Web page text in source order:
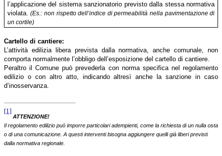
l’applicazione del sistema sanzionatorio previsto dalla stessa normativa
violata.(Es.: non rispetto dell’indice di permeabilità nella pavimentazione di
un cortile)
Cartello di cantiere:
L’attività edilizia libera prevista dalla normativa, anche comunale, non
comporta normalmente l’obbligo dell’esposizione del cartello di cantiere.
Peraltro il Comune può prevederla con norma specifica nel regolamento
edilizio o con altro atto, indicando altresì anche la sanzione in caso
d’inosservanza.
[1]
ATTENZIONE!
Il regolamento edilizio può imporre particolari adempienti, come la richiesta di un nulla osta
o di una comunicazione. A questi interventi bisogna aggiungere quelli già liberi previsti
dalla normativa regionale.